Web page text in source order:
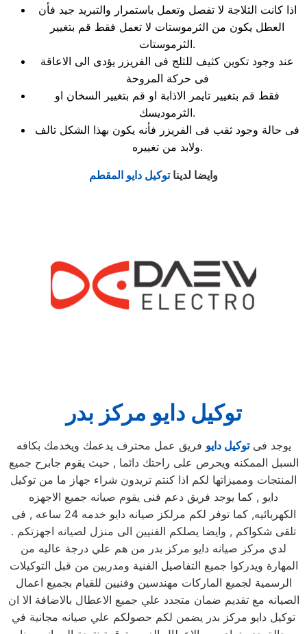
اذا كانت الثلاجة لا تفصل وتعمل باستمرار والتبريد جيد فأن
العطل يكون من الثرموستات لا تعمل فقط قم بتغيير
الثرموستات.
عند وجود تكوين كثيف للثلج فى الفريزر يؤدى الى الاعاقة
فى حركة المروحة
فقط قم بتغيير تايمر الاذابة او قم بتغيير السخان او
الثرموديسك.
فى حالة وجود ثقب فى الفريزر فأنه يكون بهذا الشكل تالف
ولابد من تغييره.
وايضا لديناتوكيل دايو المقطم
توكيل دايو مركز بدر
يوجد فىتوكيل دايو فريق عمل محترف يدعمك ويخدمك بكافه
السبل الممكنه ويحرص على راحتك دائما , حيث يقوم جابرح جميع
المنتجات ومميزاتها لكم اذا كنتم تريدون شراء جهاز ما من توكيل
دايو , كما يوجد فريق دعم فنى يقوم صيانه جميع الاجهزه
الكهربائيه, كما توفر لكم مرلكز صيانه دايو خدمه 24 ساعه , فى
تلقى شكواكم , وايضا يصلكم الفنيين الى منزل لصيانه اجهزتكم .
لدي مركز صيانه دايو مركز بدر من هم علي درجة عاليه من
المهارة ويدركوا جميع التفاصيل الفنية ومدربين من قبل التوكيلات
الرسمية لجميع الماركات مهندسين وفنيين للقيام بجميع اعمال
الصيانه مع تقديم ضمان متجدد علي جميع الاعطال بالاضافة الا ان
توكيل دايو مركز بدر يضمن لكم حصولكم علي صيانه مجانية في